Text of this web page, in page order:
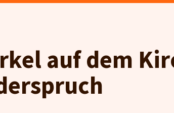
auf dem